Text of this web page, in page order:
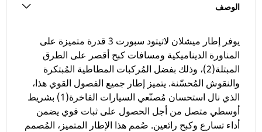
الوصف
يوفر إطار ميشلان لاتيتود سبورت 3 قدرة متميزة على
المناورة الديناميكية ومسافات كبح أقصر على الطرق
المبتلة(2)، وذلك بفضل المُركبات المطاطية المُبتكرة
والنقوش المُحسّنة. يتميز إطار جميع الفصول القوي هذا،
الذي نال استحسان مُصنّعي السيارات الفاخرة(1) بشريط
أوسطي متصل من أجل الحصول على ثبات قوي يضمن
أداء تسارع وكبح رائعين. صُمم هذا الإطار المتميز، المُصمم